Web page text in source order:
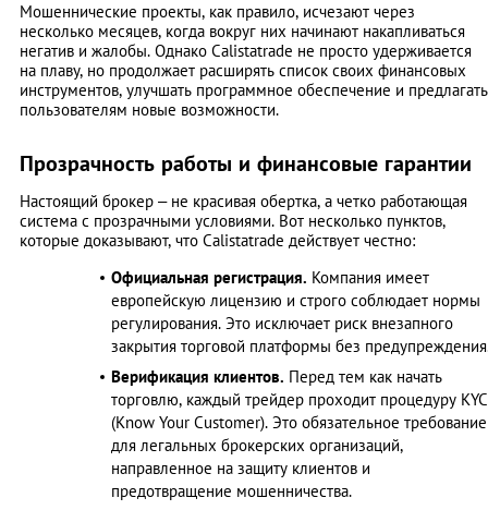
Мошеннические проекты, как правило, исчезают через
несколько месяцев, когда вокруг них начинают накапливаться
негатив и жалобы. Однако Calistatrade не просто удерживается
на плаву, но продолжает расширять список своих финансовых
инструментов, улучшать программное обеспечение и предлагать
пользователям новые возможности.
Прозрачность работы и финансовые гарантии
Настоящий брокер – не красивая обертка, а четко работающая
система с прозрачными условиями. Вот несколько пунктов,
которые доказывают, что Calistatrade действует честно:
Официальная регистрация. Компания имеет
европейскую лицензию и строго соблюдает нормы
регулирования. Это исключает риск внезапного
закрытия торговой платформы без
Верификация клиентов. Перед тем как начать
торговлю, каждый трейдер проходит процедуру KYC
(Know Your Customer). Это обязательное требование
для легальных брокерских организаций,
направленное на защиту клиентов и
предотвращение мошенничества.